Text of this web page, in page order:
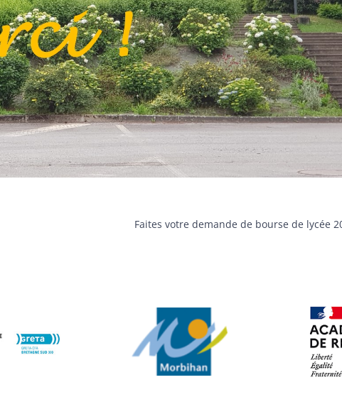
Faites votre demande de bourse de lycée